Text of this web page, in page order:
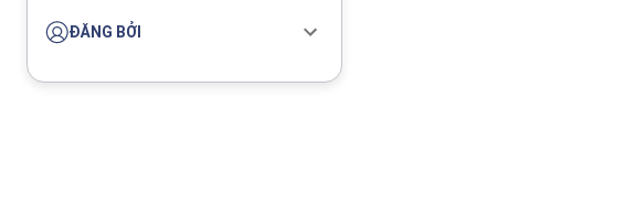
ĐĂNG BỞI